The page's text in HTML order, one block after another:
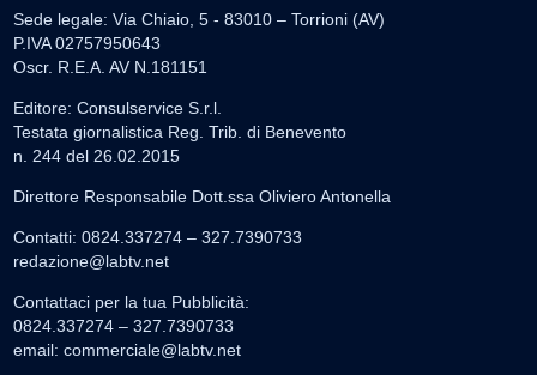
Sede legale: Via Chiaio, 5 - 83010 – Torrioni (AV)
P.IVA 02757950643
Oscr. R.E.A. AV N.181151
Editore: Consulservice S.r.l.
Testata giornalistica Reg. Trib. di Benevento
n. 244 del 26.02.2015
Direttore Responsabile Dott.ssa Oliviero Antonella
Contatti: 0824.337274 – 327.7390733
redazione@labtv.net
Contattaci per la tua Pubblicità:
0824.337274 – 327.7390733
email: commerciale@labtv.net